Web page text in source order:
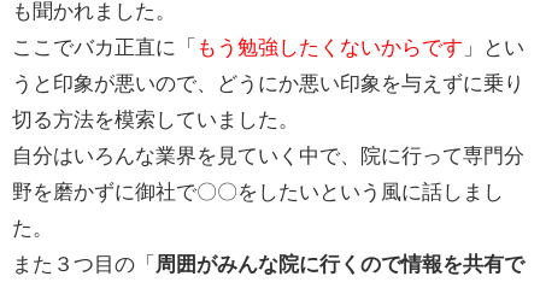
も聞かれました。
ここでバカ正直に「 もう勉強したくないからです 」とい
うと印象が悪いので、どうにか悪い印象を与えずに乗り
切る方法を模索していました。
自分はいろんな業界を見ていく中で、院に行って専門分
野を磨かずに御社で〇〇をしたいという風に話しまし
た。
また３つ目の「 周囲がみんな院に行くので情報を共有で